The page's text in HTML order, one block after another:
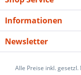
Informationen
Newsletter
Alle Preise inkl.